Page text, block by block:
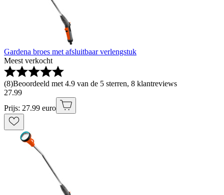
Gardena broes met afsluitbaar verlengstuk
Meest verkocht
(8)Beoordeeld met 4.9 van de 5 sterren, 8 klantreviews
27.99
Prijs: 27.99 euro